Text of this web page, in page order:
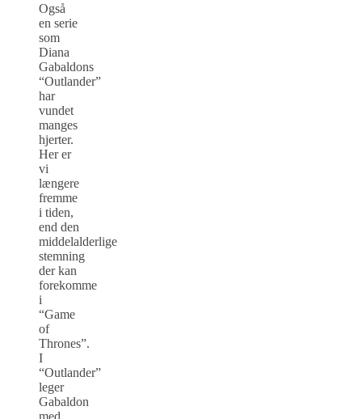
Også
en serie
som
Diana
Gabaldons
“Outlander”
har
vundet
manges
hjerter.
Her er
vi
længere
fremme
i tiden,
end den
middelalderlige
stemning
der kan
forekomme
i
“Game
of
Thrones”.
I
“Outlander”
leger
Gabaldon
med